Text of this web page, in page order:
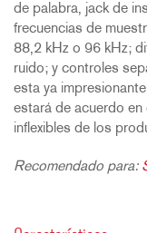
de palabra, jack de
frecuencias de
88,2 kHz o 96 kHz;
ruido; y controles
esta ya
estará de acuerdo
inflexibles de los
Recomendado para: